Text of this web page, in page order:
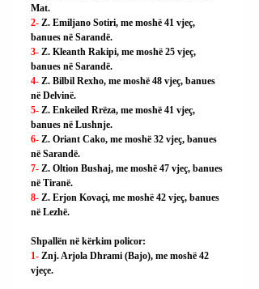
Mat.
2- Z. Emiljano Sotiri, me moshë 41 vjeç,
banues në Sarandë.
3- Z. Kleanth Rakipi, me moshë 25 vjeç,
banues në Sarandë.
4- Z. Bilbil Rexho, me moshë 48 vjeç, banues
në Delvinë.
5- Z. Enkeiled Rrëza, me moshë 41 vjeç,
banues në Lushnje.
6- Z. Oriant Cako, me moshë 32 vjeç, banues
në Sarandë.
7- Z. Oltion Bushaj, me moshë 47 vjeç, banues
në Tiranë.
8- Z. Erjon Kovaçi, me moshë 42 vjeç, banues
në Lezhë.
Shpallën në kërkim policor:
1- Znj. Arjola Dhrami (Bajo), me moshë 42
vjeçe.